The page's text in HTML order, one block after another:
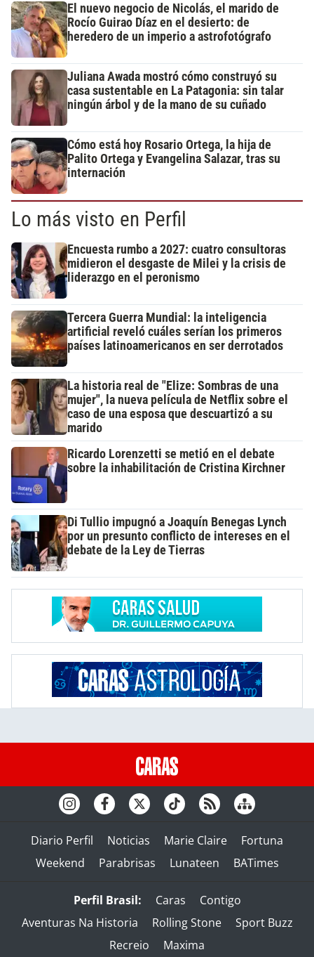
El nuevo negocio de Nicolás, el marido de
Rocío Guirao Díaz en el desierto: de
heredero de un imperio a astrofotógrafo
Juliana Awada mostró cómo construyó su
casa sustentable en La Patagonia: sin talar
ningún árbol y de la mano de su cuñado
Cómo está hoy Rosario Ortega, la hija de
Palito Ortega y Evangelina Salazar, tras su
internación
Lo más visto en Perfil
Encuesta rumbo a 2027: cuatro consultoras
midieron el desgaste de Milei y la crisis de
liderazgo en el peronismo
Tercera Guerra Mundial: la inteligencia
artificial reveló cuáles serían los primeros
países latinoamericanos en ser derrotados
La historia real de "Elize: Sombras de una
mujer", la nueva película de Netflix sobre el
caso de una esposa que descuartizó a su
marido
Ricardo Lorenzetti se metió en el debate
sobre la inhabilitación de Cristina Kirchner
Di Tullio impugnó a Joaquín Benegas Lynch
por un presunto conflicto de intereses en el
debate de la Ley de Tierras
Diario Perfil Noticias Marie Claire
Fortuna
Weekend
Parabrisas Lunateen BATimes
Perfil Brasil: Caras
Contigo
Aventuras Na Historia
Rolling Stone
Sport Buzz
Recreio
Maxima